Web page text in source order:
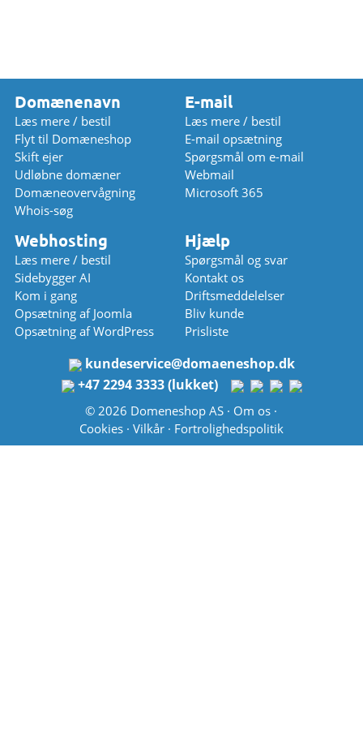
Domænenavn
Læs mere / bestil
Flyt til Domæneshop
Skift ejer
Udløbne domæner
Domæneovervågning
Whois-søg
E-mail
Læs mere / bestil
E-mail opsætning
Spørgsmål om e-mail
Webmail
Microsoft 365
Webhosting
Læs mere / bestil
Sidebygger AI
Kom i gang
Opsætning af Joomla
Opsætning af WordPress
Hjælp
Spørgsmål og svar
Kontakt os
Driftsmeddelelser
Bliv kunde
Prisliste
kundeservice@domaeneshop.dk
+47 2294 3333 (lukket)
© 2026 Domeneshop AS · Om os ·
Cookies· Vilkår· Fortrolighedspolitik